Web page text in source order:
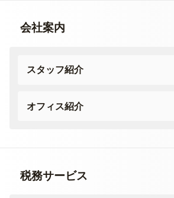
会社案内
スタッフ紹介
オフィス紹介
税務サービス